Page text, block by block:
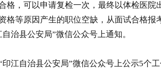
格，可以申请复检一次，最终以体检医
格等原因产生的职位空缺，从面试合格报
县公安局”微信公众号上通知。
自治县公安局”微信公众号上公示5个